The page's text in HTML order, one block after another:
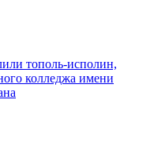
тополь-исполин,
колледжа имени